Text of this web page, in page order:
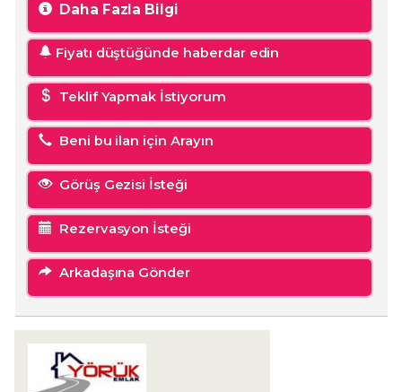
Daha Fazla Bilgi
Fiyatı düştüğünde haberdar edin
Teklif Yapmak İstiyorum
Beni bu ilan için Arayın
Görüş Gezisi İsteği
Rezervasyon İsteği
Arkadaşına Gönder